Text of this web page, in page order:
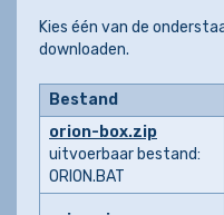
Kies één van de
downloaden.
Bestand
orion-box.zip
uitvoerbaar bestand:
ORION.BAT